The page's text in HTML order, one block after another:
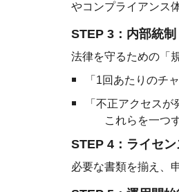
やコンプライアンス
STEP 3：内部統
法律を守るための「
「1回あたりのチ
「不正アクセス
これらを一つ
STEP 4：ライセ
必要な書類を揃え、